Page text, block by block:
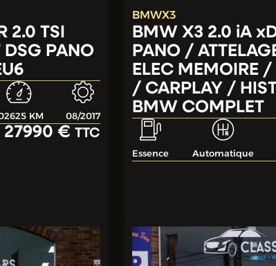
2.0 TSI
PANO
KM 08/2017
27990 €TTC
BMWX3
BMW X3 2.0 iA
PANO /
ELEC MEMOIRE
/ CARPLAY /
BMW COMPLET
Essence Automatique